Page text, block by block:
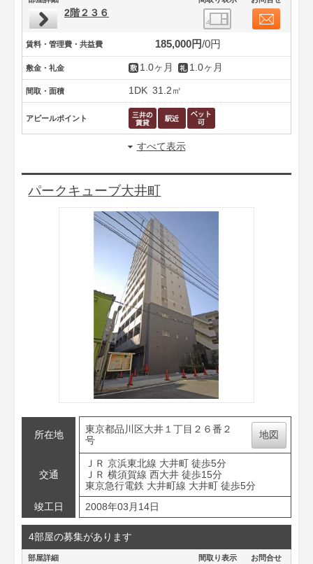
2階２３６
賃料・管理費・共益費 185,000円 0円
敷金・礼金 1.0ヶ月 1.0ヶ月
間取・面積 1DK 31.2㎡
アピールポイント
すべて表示
パークキューブ大井町
所在地
東京都品川区大井１丁目２６番２
号
地図
交通
ＪＲ 京浜東北線 大井町 徒歩5分
ＪＲ 横須賀線 西大井 徒歩15分
東京急行電鉄 大井町線 大井町 徒歩5分
竣工日
2008年03月14日
4部屋の募集があります
部屋詳細 間取り表示 お問合せ